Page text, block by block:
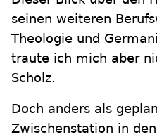
seinen weiteren
Theologie und
traute ich mich aber
Scholz.
Doch anders als
Zwischenstation in